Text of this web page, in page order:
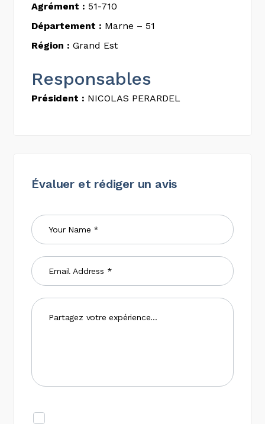
Agrément : 51-710
Département : Marne – 51
Région : Grand Est
Responsables
Président : NICOLAS PERARDEL
Évaluer et rédiger un avis